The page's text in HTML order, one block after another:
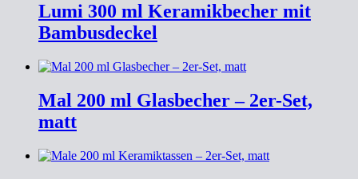
Lumi 300 ml Keramikbecher mit
Bambusdeckel
Mal 200 ml Glasbecher – 2er-Set,
matt